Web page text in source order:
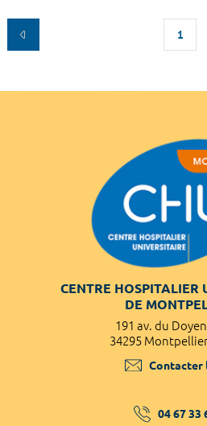
1
CENTRE HOSPITALIER
DE
191 av. du
34295
Contacter
04 67 33